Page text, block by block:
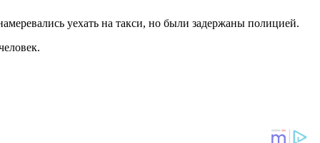
уехать на такси, но были задержаны полицией.